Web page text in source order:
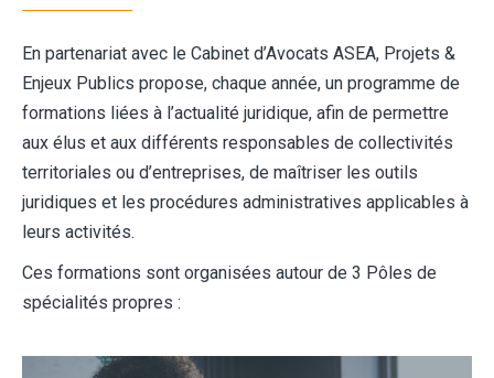
En partenariat avec le Cabinet d’Avocats ASEA, Projets &
Enjeux Publics propose, chaque année, un programme de
formations liées à l’actualité juridique, afin de permettre
aux élus et aux différents responsables de collectivités
territoriales ou d’entreprises, de maîtriser les outils
juridiques et les procédures administratives applicables à
leurs activités.
Ces formations sont organisées autour de 3 Pôles de
spécialités propres :